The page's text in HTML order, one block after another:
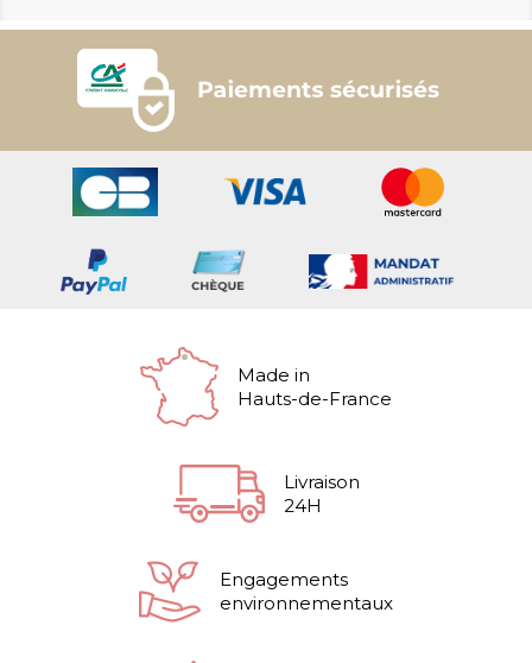
Made in
Hauts-de-France
Livraison
24H
Engagements
environnementaux